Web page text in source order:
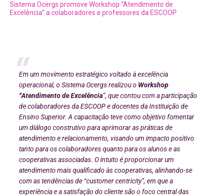
Sistema Ocergs promove Workshop “Atendimento de
Excelência” a colaboradores e professores da ESCOOP
Em um movimento estratégico voltado à excelência
operacional, o Sistema Ocergs realizou o Workshop
“Atendimento de Excelência”, que contou com a participação
de colaboradores da ESCOOP e docentes da Instituição de
Ensino Superior. A capacitação teve como objetivo fomentar
um diálogo construtivo para aprimorar as práticas de
atendimento e relacionamento, visando um impacto positivo
tanto para os colaboradores quanto para os alunos e as
cooperativas associadas. O intuito é proporcionar um
atendimento mais qualificado às cooperativas, alinhando-se
com as tendências de “customer centricity”, em que a
experiência e a satisfação do cliente são o foco central das